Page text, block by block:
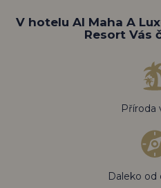
V hotelu Al Maha A
Resort Vás
Příroda
Daleko od